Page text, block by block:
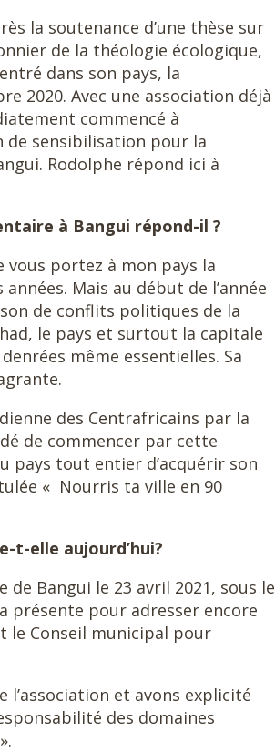
la soutenance d’une thèse sur
de la théologie écologique,
dans son pays, la
2020. Avec une association déjà
commencé à
sensibilisation pour la
Rodolphe répond ici à
à Bangui répond-il ?
vous portez à mon pays la
Mais au début de l’année
de conflits politiques de la
le pays et surtout la capitale
même essentielles. Sa
des Centrafricains par la
de commencer par cette
pays tout entier d’acquérir son
« Nourris ta ville en 90
t-elle aujourd’hui?
de Bangui le 23 avril 2021, sous le
présente pour adresser encore
le Conseil municipal pour
et avons explicité
des domaines